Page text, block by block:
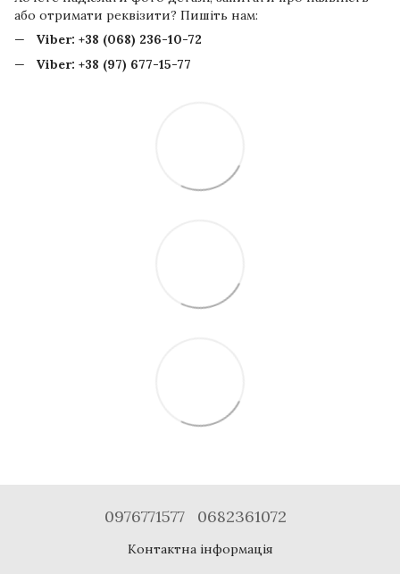
або отримати реквізити? Пишіть нам:
Viber: +38 (068) 236-10-72
Viber: +38 (97) 677-15-77
0976771577 0682361072
Контактна інформація